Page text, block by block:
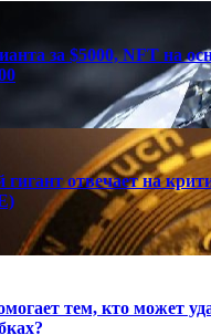
за $5000, NFT на
гигант отвечает на
тем, кто может